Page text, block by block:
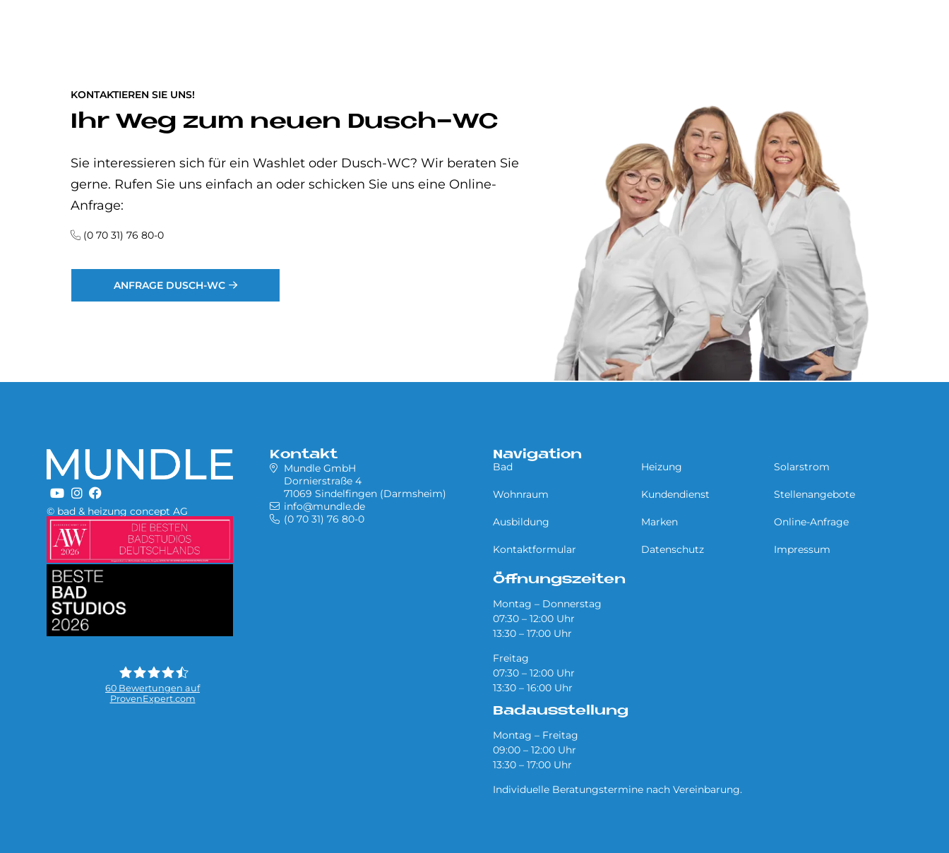
KONTAKTIEREN SIE UNS!
Ihr Weg zum neuen Dusch-WC
Sie interessieren sich für ein Washlet oder Dusch-WC? Wir beraten Sie
gerne. Rufen Sie uns einfach an oder schicken Sie uns eine Online-
Anfrage:
(0 70 31) 76 80-0
ANFRAGE DUSCH-WC
© bad & heizung concept AG
Bild
Bild
60 Bewertungen auf
ProvenExpert.com
Kontakt
Mundle GmbH
Dornierstraße 4
71069 Sindelfingen (Darmsheim)
info@mundle.de
(0 70 31) 76 80-0
Navigation
Bad Heizung Solarstrom
Wohnraum Kundendienst Stellenangebote
Ausbildung Marken Online-Anfrage
Kontaktformular Datenschutz Impressum
Öffnungszeiten
Montag – Donnerstag
07:30 – 12:00 Uhr
13:30 – 17:00 Uhr
Freitag
07:30 – 12:00 Uhr
13:30 – 16:00 Uhr
Badausstellung
Montag – Freitag
09:00 – 12:00 Uhr
13:30 – 17:00 Uhr
Individuelle Beratungstermine nach Vereinbarung.